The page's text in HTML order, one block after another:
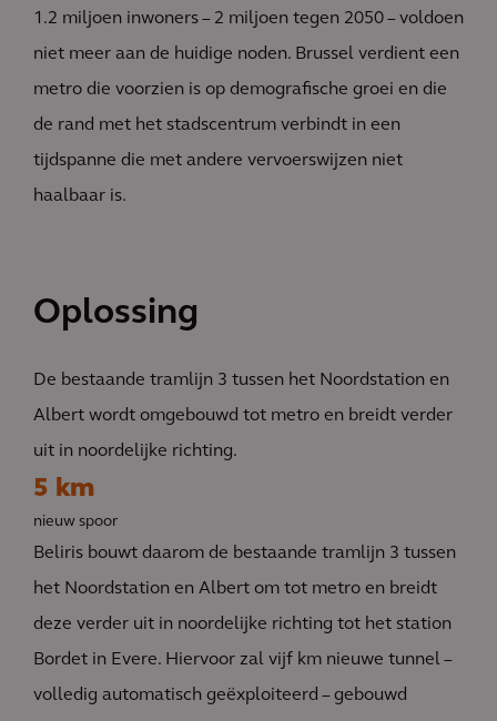
1.2 miljoen inwoners – 2 miljoen tegen 2050 – voldoen
niet meer aan de huidige noden. Brussel verdient een
metro die voorzien is op demografische groei en die
de rand met het stadscentrum verbindt in een
tijdspanne die met andere vervoerswijzen niet
haalbaar is.
Oplossing
De bestaande tramlijn 3 tussen het Noordstation en
Albert wordt omgebouwd tot metro en breidt verder
uit in noordelijke richting.
5 km
nieuw spoor
Beliris bouwt daarom de bestaande tramlijn 3 tussen
het Noordstation en Albert om tot metro en breidt
deze verder uit in noordelijke richting tot het station
Bordet in Evere. Hiervoor zal vijf km nieuwe tunnel –
volledig automatisch geëxploiteerd – gebouwd